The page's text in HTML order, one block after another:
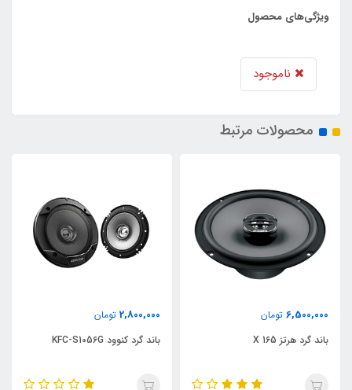
ویژگی‌های محصول
ناموجود
محصولات مرتبط
6,500,000 تومان
باند گرد هرتز X 165
2,800,000 تومان
باند گرد کنوود KFC-S1056G